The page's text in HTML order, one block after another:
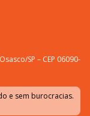
SP – CEP 06090-
e sem burocracias.